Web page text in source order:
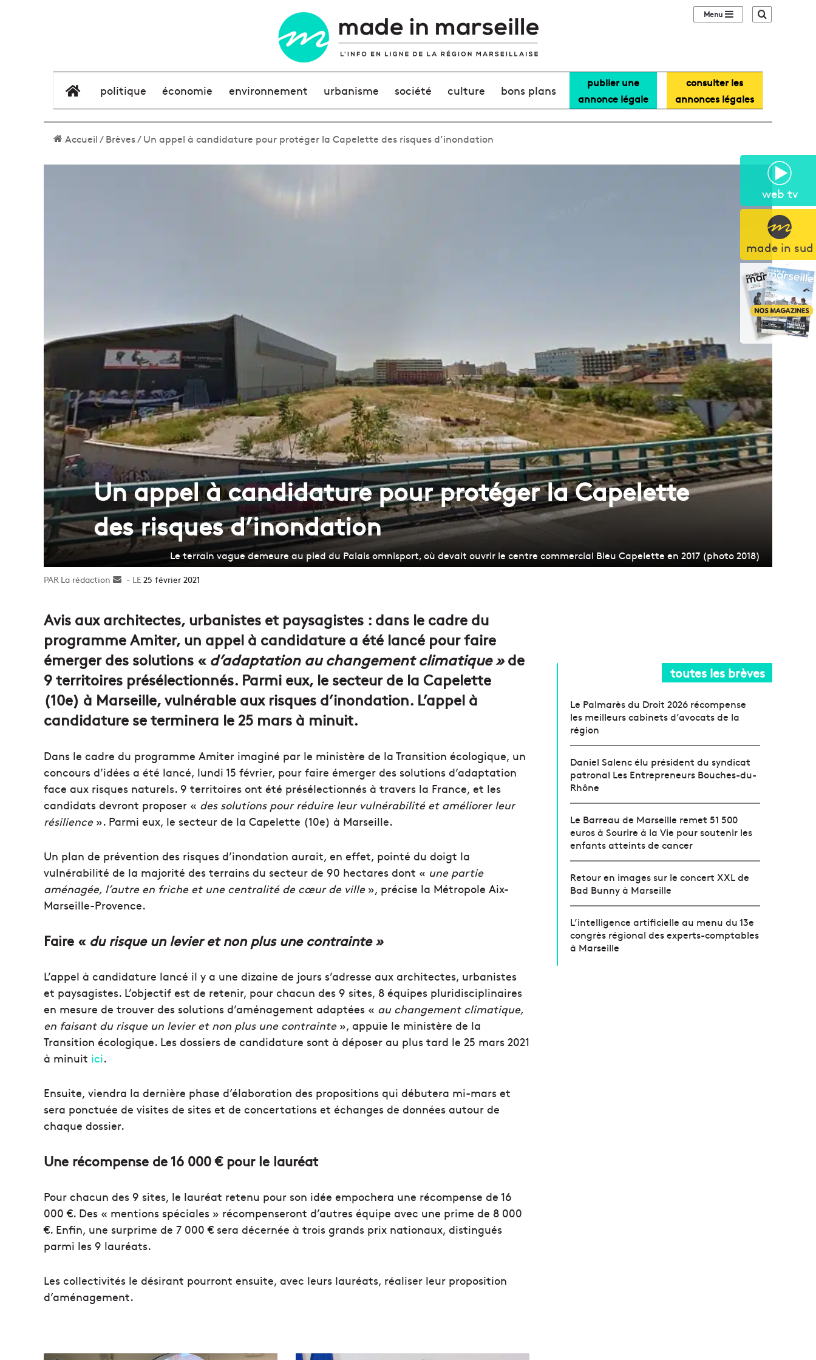
web tv
made in sud
Sidebar (barre
élément de menu
politique économie environnement urbanisme société culture bons plans
publier une
annonce légale
consulter les
annonces légales
Accueil/Brèves/Un appel à candidature pour protéger la Capelette des risques d’inondation
Un appel à candidature pour protéger la Capelette
des risques d’inondation
Le terrain vague demeure au pied du Palais omnisport, où devait ouvrir le centre commercial Bleu Capelette en 2017 (photo 2018)
La rédaction
Envoyer25 février 2021
Avis aux architectes, urbanistes et paysagistes : dans le cadre du
programme Amiter, un appel à candidature a été lancé pour faire
émerger des solutions « d’adaptation au changement climatique »de
9 territoires présélectionnés. Parmi eux, le secteur de la Capelette
(10e) à Marseille, vulnérable aux risques d’inondation. L’appel à
candidature se terminera le 25 mars à minuit.
Dans le cadre du programme Amiter imaginé par le ministère de la Transition écologique, un
concours d’idées a été lancé, lundi 15 février, pour faire émerger des solutions d’adaptation
face aux risques naturels. 9 territoires ont été présélectionnés à travers la France, et les
candidats devront proposer « des solutions pour réduire leur vulnérabilité et améliorer leur
résilience». Parmi eux, le secteur de la Capelette (10e) à Marseille.
Un plan de prévention des risques d’inondation aurait, en effet, pointé du doigt la
vulnérabilité de la majorité des terrains du secteur de 90 hectares dont « une partie
aménagée, l’autre en friche et une centralité de cœur de ville», précise la Métropole Aix-
Marseille-Provence.
Faire « du risque un levier et non plus une contrainte »
L’appel à candidature lancé il y a une dizaine de jours s’adresse aux architectes, urbanistes
et paysagistes. L’objectif est de retenir, pour chacun des 9 sites, 8 équipes pluridisciplinaires
en mesure de trouver des solutions d’aménagement adaptées « au changement climatique,
en faisant du risque un levier et non plus une contrainte», appuie le ministère de la
Transition écologique. Les dossiers de candidature sont à déposer au plus tard le 25 mars 2021
à minuit ici.
Ensuite, viendra la dernière phase d’élaboration des propositions qui débutera mi-mars et
sera ponctuée de visites de sites et de concertations et échanges de données autour de
chaque dossier.
Une récompense de 16 000 € pour le lauréat
Pour chacun des 9 sites, le lauréat retenu pour son idée empochera une récompense de 16
000 €. Des « mentions spéciales » récompenseront d’autres équipe avec une prime de 8 000
€. Enfin, une surprime de 7 000 € sera décernée à trois grands prix nationaux, distingués
parmi les 9 lauréats.
Les collectivités le désirant pourront ensuite, avec leurs lauréats, réaliser leur proposition
d’aménagement.
toutes les brèves
Le Palmarès du Droit 2026 récompense
les meilleurs cabinets d’avocats de la
région
Daniel Salenc élu président du syndicat
patronal Les Entrepreneurs Bouches-du-
Rhône
Le Barreau de Marseille remet 51 500
euros à Sourire à la Vie pour soutenir les
enfants atteints de cancer
Retour en images sur le concert XXL de
Bad Bunny à Marseille
L’intelligence artificielle au menu du 13e
congrès régional des experts-comptables
à Marseille